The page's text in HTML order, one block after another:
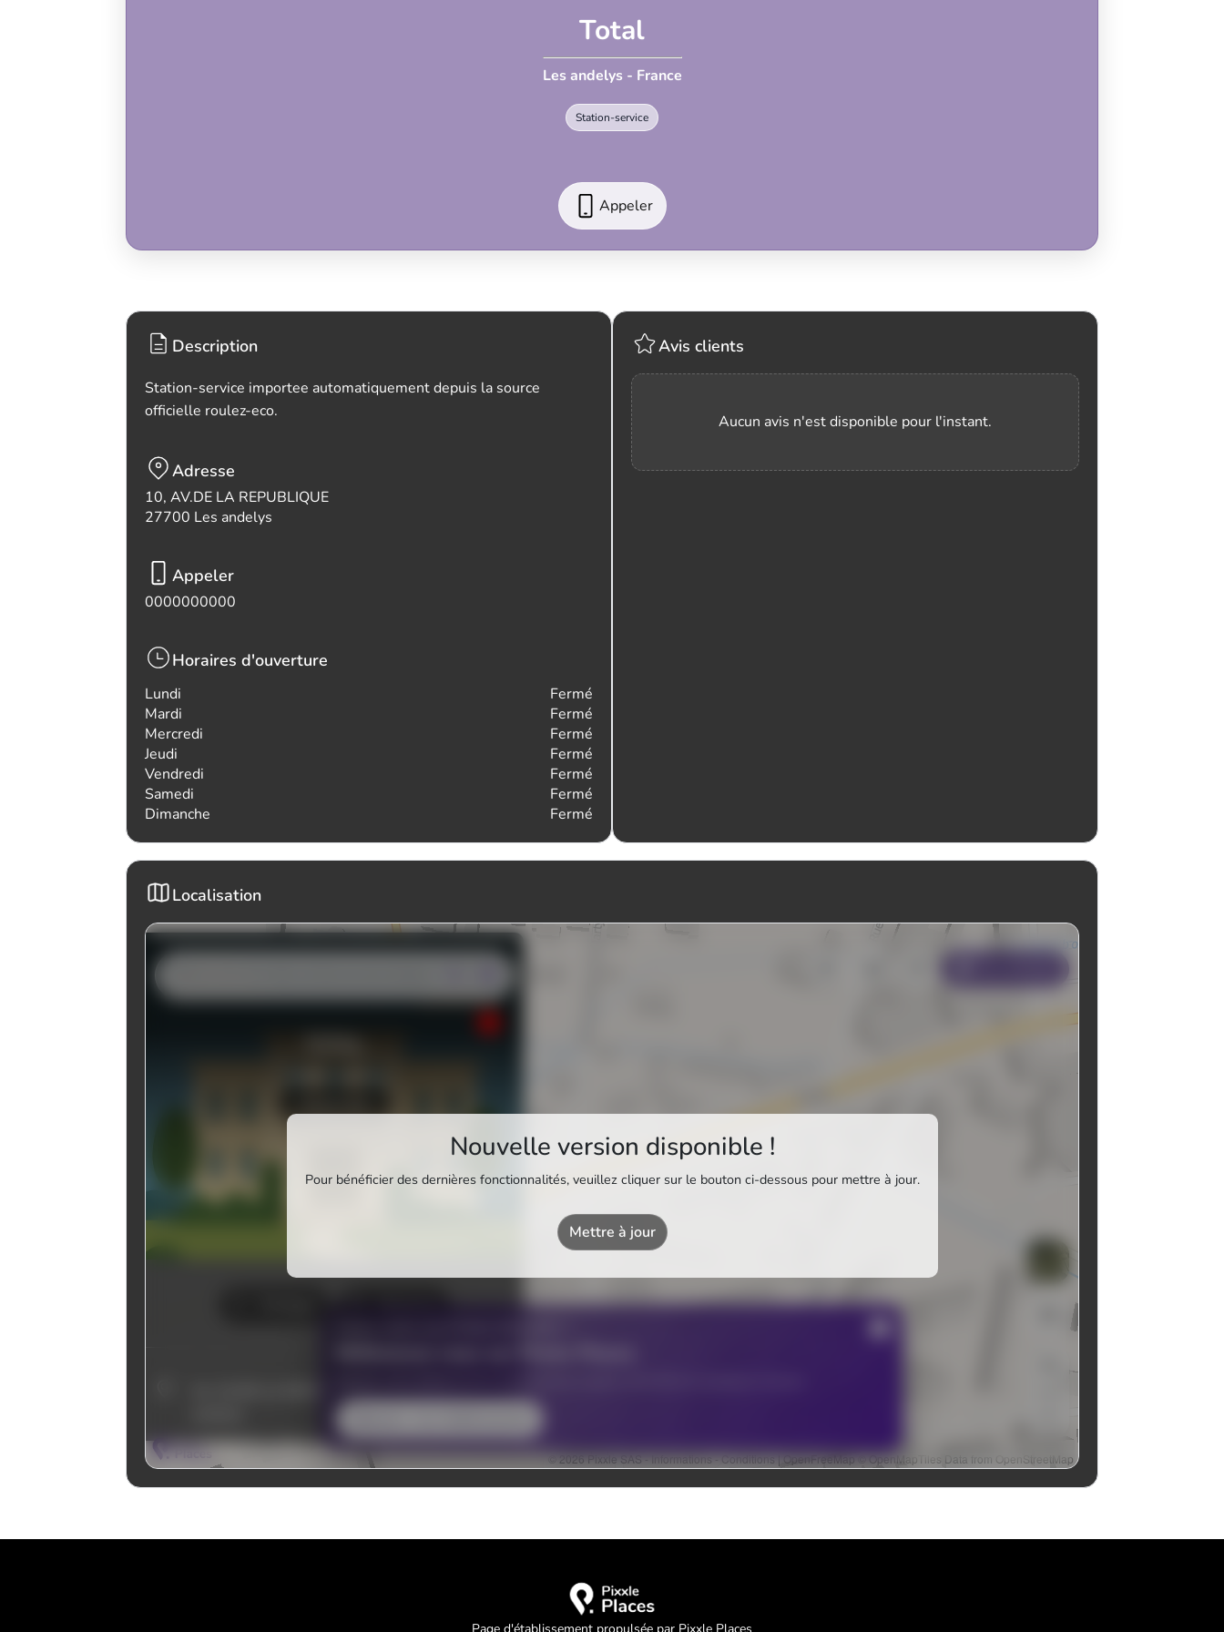
Total
Les andelys - France
Station-service
Appeler
Description
Station-service importee automatiquement depuis la source
officielle roulez-eco.
Adresse
10, AV.DE LA REPUBLIQUE
27700 Les andelys
Appeler
0000000000
Horaires d'ouverture
Lundi
Fermé
Mardi
Fermé
Mercredi
Fermé
Jeudi
Fermé
Vendredi
Fermé
Samedi
Fermé
Dimanche
Fermé
Avis clients
Aucun avis n'est disponible pour l'instant.
Localisation